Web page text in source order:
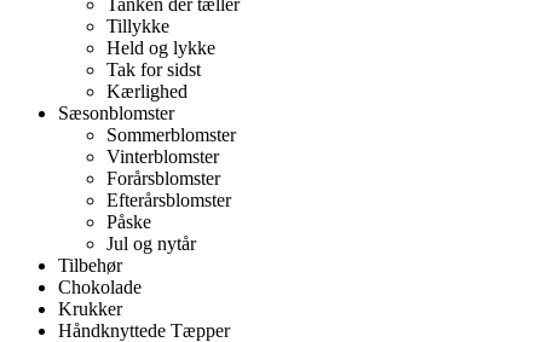
Tanken der tæller
Tillykke
Held og lykke
Tak for sidst
Kærlighed
Sæsonblomster
Sommerblomster
Vinterblomster
Forårsblomster
Efterårsblomster
Påske
Jul og nytår
Tilbehør
Chokolade
Krukker
Håndknyttede Tæpper